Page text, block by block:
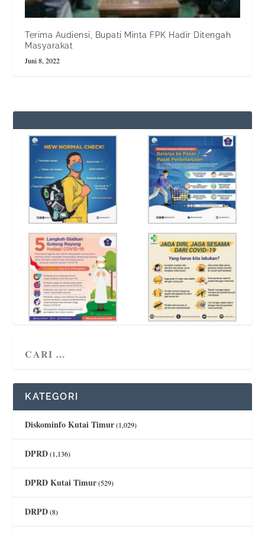
Terima Audiensi, Bupati Minta FPK Hadir Ditengah
Masyarakat
Juni 8, 2022
KATEGORI
Diskominfo Kutai Timur(1,029)
DPRD(1,136)
DPRD Kutai Timur(529)
DRPD(8)